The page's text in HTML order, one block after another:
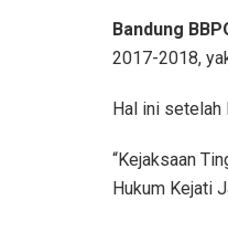
Bandung
2017-2018,
Hal ini setelah
“Kejaksaan
Hukum Kejati